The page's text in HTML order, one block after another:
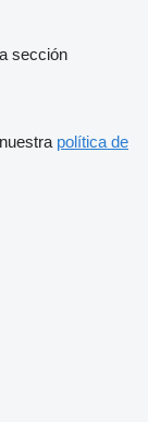
sección
política de